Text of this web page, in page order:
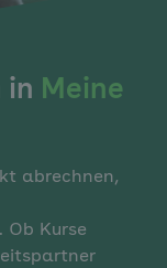
in Meine
abrechnen,
Ob Kurse